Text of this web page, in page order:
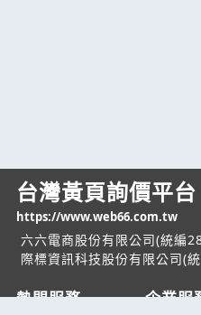
台灣黃頁詢價平台
https://www.web66.com.tw
六六電商股份有限公司(統編
際標資訊科技股份有限公司(
熱門服務 企業服